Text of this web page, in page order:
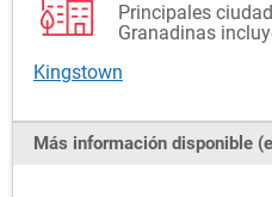
Principales
Granadinas
Kingstown
Más información disponible